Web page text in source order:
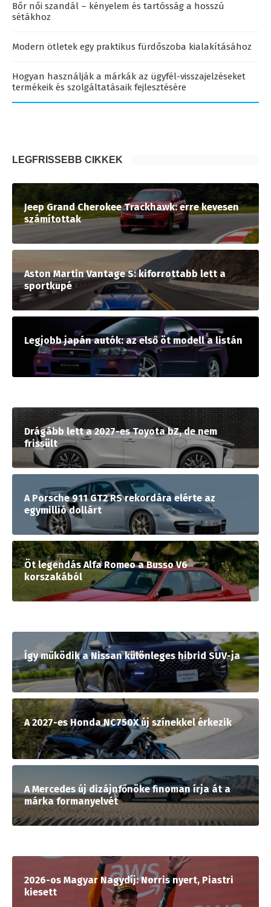
Bőr női szandál – kényelem és tartósság a hosszú
sétákhoz
Modern ötletek egy praktikus fürdőszoba kialakításához
Hogyan használják a márkák az ügyfél-visszajelzéseket
termékeik és szolgáltatásaik fejlesztésére
LEGFRISSEBB CIKKEK
Jeep Grand Cherokee Trackhawk: erre kevesen
számítottak
Aston Martin Vantage S: kiforrottabb lett a
sportkupé
Legjobb japán autók: az első öt modell a listán
Drágább lett a 2027-es Toyota bZ, de nem
frissült
A Porsche 911 GT2 RS rekordára elérte az
egymillió dollárt
Öt legendás Alfa Romeo a Busso V6
korszakából
Így működik a Nissan különleges hibrid SUV-ja
A 2027-es Honda NC750X új színekkel érkezik
A Mercedes új dizájnfőnöke finoman írja át a
márka formanyelvét
2026-os Magyar Nagydíj: Norris nyert, Piastri
kiesett